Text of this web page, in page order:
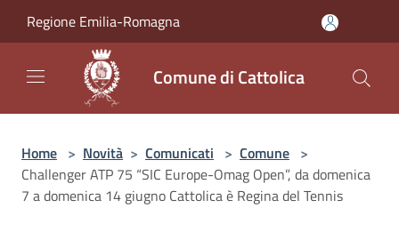
Regione Emilia-Romagna
Comune di Cattolica
Home > Novità > Comunicati > Comune >
Challenger ATP 75 “SIC Europe-Omag Open”, da domenica
7 a domenica 14 giugno Cattolica è Regina del Tennis